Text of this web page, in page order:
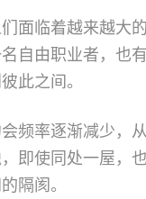
面临着越来越大
自由职业者，也
此之间。
频率逐渐减少，
即使同处一屋，
隔阂。